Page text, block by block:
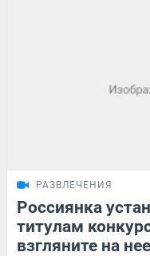
РАЗВЛЕЧЕНИЯ
Россиянка
титулам
взгляните на нее